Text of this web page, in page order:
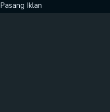
Pasang Iklan